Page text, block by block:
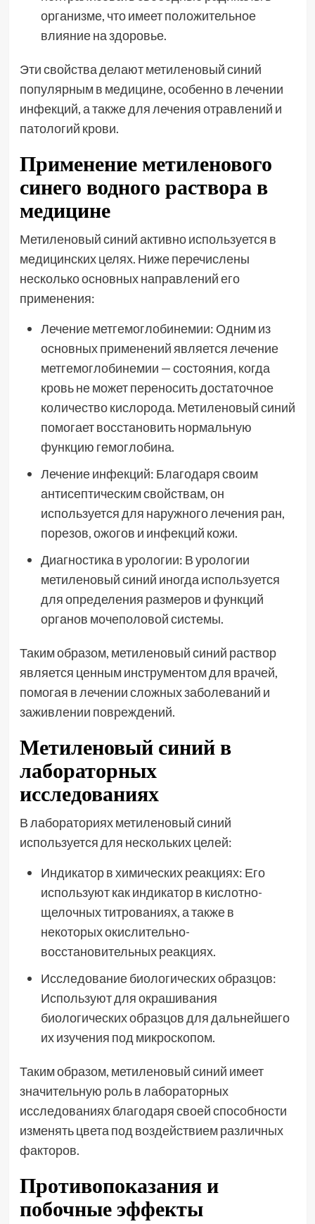
организме, что имеет положительное
влияние на здоровье.
Эти свойства делают метиленовый синий
популярным в медицине, особенно в лечении
инфекций, а также для лечения отравлений и
патологий крови.
Применение метиленового
синего водного раствора в
медицине
Метиленовый синий активно используется в
медицинских целях. Ниже перечислены
несколько основных направлений его
применения:
Лечение метгемоглобинемии: Одним из
основных применений является лечение
метгемоглобинемии — состояния, когда
кровь не может переносить достаточное
количество кислорода. Метиленовый синий
помогает восстановить нормальную
функцию гемоглобина.
Лечение инфекций: Благодаря своим
антисептическим свойствам, он
используется для наружного лечения ран,
порезов, ожогов и инфекций кожи.
Диагностика в урологии: В урологии
метиленовый синий иногда используется
для определения размеров и функций
органов мочеполовой системы.
Таким образом, метиленовый синий раствор
является ценным инструментом для врачей,
помогая в лечении сложных заболеваний и
заживлении повреждений.
Метиленовый синий в
лабораторных
исследованиях
В лабораториях метиленовый синий
используется для нескольких целей:
Индикатор в химических реакциях: Его
используют как индикатор в кислотно-
щелочных титрованиях, а также в
некоторых окислительно-
восстановительных реакциях.
Исследование биологических образцов:
Используют для окрашивания
биологических образцов для дальнейшего
их изучения под микроскопом.
Таким образом, метиленовый синий имеет
значительную роль в лабораторных
исследованиях благодаря своей способности
изменять цвета под воздействием различных
факторов.
Противопоказания и
побочные эффекты